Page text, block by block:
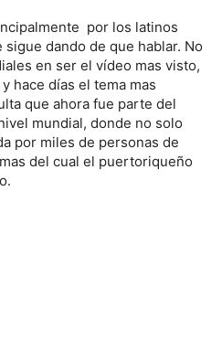
por los latinos
sigue dando de que hablar. No
en ser el vídeo mas visto,
hace días el tema mas
que ahora fue parte del
mundial, donde no solo
por miles de personas de
del cual el puertoriqueño